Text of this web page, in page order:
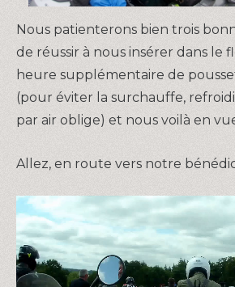
Nous patienterons bien trois
de réussir à nous insérer dans le
heure supplémentaire de
(pour éviter la surchauffe,
par air oblige) et nous voilà en
Allez, en route vers notre